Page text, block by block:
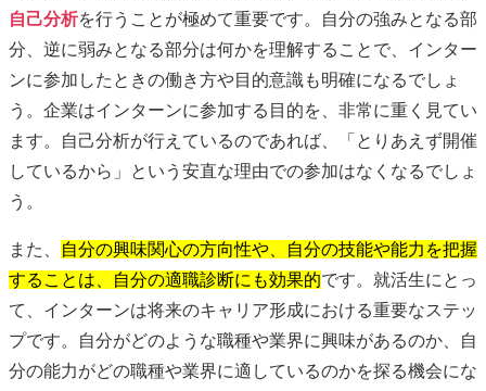
自己分析を行うことが極めて重要です。自分の強みとなる部
分、逆に弱みとなる部分は何かを理解することで、インター
ンに参加したときの働き方や目的意識も明確になるでしょ
う。企業はインターンに参加する目的を、非常に重く見てい
ます。自己分析が行えているのであれば、「とりあえず開催
しているから」という安直な理由での参加はなくなるでしょ
う。
また、
自分の興味関心の方向性や、自分の技能や能力を把握
することは、自分の適職診断にも効果的です。就活生にとっ
て、インターンは将来のキャリア形成における重要なステッ
プです。自分がどのような職種や業界に興味があるのか、自
分の能力がどの職種や業界に適しているのかを探る機会にな